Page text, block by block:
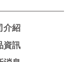
介紹
資訊